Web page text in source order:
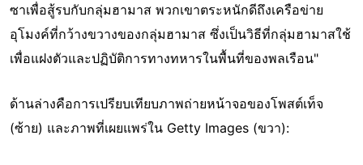
ซาเพื่อสู้รบกับกลุ่มฮามาส พวกเขาตระหนักดีถึงเครือข่าย
อุโมงค์ที่กว้างขวางของกลุ่มฮามาส ซึ่งเป็นวิธีที่กลุ่มฮามาสใช้
เพื่อแฝงตัวและปฏิบัติการทางทหารในพื้นที่ของพลเรือน"
ด้านล่างคือการเปรียบเทียบภาพถ่ายหน้าจอของโพสต์เท็จ
(ซ้าย) และภาพที่เผยแพร่ใน Getty Images (ขวา):